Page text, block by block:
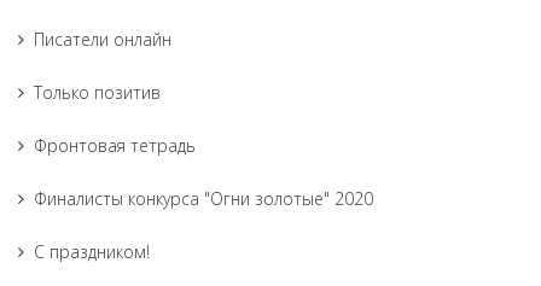
Писатели онлайн
Только позитив
Фронтовая тетрадь
Финалисты конкурса "Огни золотые" 2020
С праздником!